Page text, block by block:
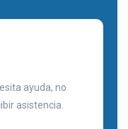
ayuda, no
asistencia.